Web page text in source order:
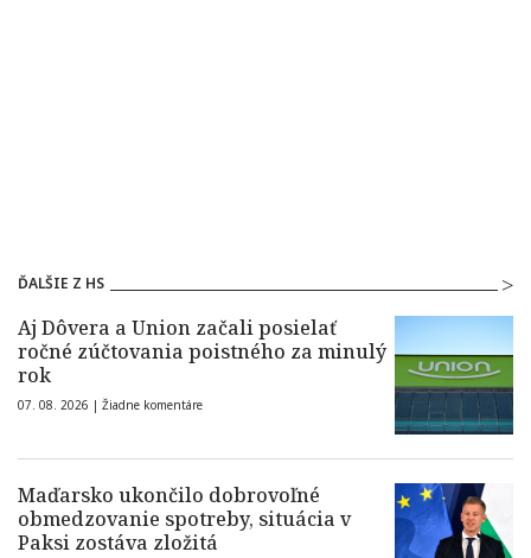
ĎALŠIE Z HS
Aj Dôvera a Union začali posielať
ročné zúčtovania poistného za minulý
rok
07. 08. 2026 | Žiadne komentáre
Maďarsko ukončilo dobrovoľné
obmedzovanie spotreby, situácia v
Paksi zostáva zložitá